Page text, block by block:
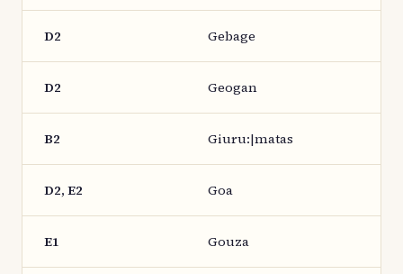
D2 Gebage
D2 Geogan
B2 Giuru:|matas
D2, E2 Goa
E1 Gouza